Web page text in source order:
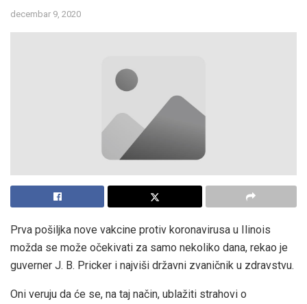
decembar 9, 2020
Prva pošiljka nove vakcine protiv koronavirusa u Ilinois
možda se može očekivati za samo nekoliko dana, rekao je
guverner J. B. Pricker i najviši državni zvaničnik u zdravstvu.
Oni veruju da će se, na taj način, ublažiti strahovi o